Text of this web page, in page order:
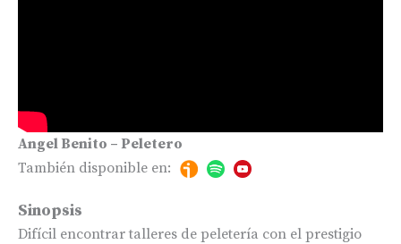
Angel Benito – Peletero
También disponible en:
Sinopsis
Difícil encontrar talleres de peletería con el prestigio